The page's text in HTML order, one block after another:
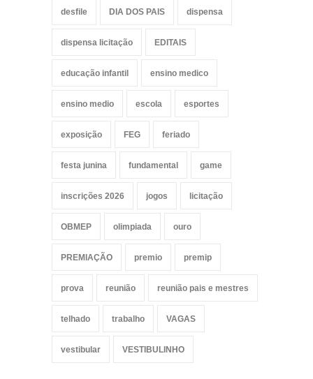
desfile DIA DOS PAIS dispensa
dispensa licitação EDITAIS
educação infantil ensino medico
ensino medio escola esportes
exposição FEG feriado
festa junina fundamental game
inscrições 2026 jogos licitação
OBMEP olimpiada ouro
PREMIAÇÃO premio premip
prova reunião reunião pais e mestres
telhado trabalho VAGAS
vestibular VESTIBULINHO